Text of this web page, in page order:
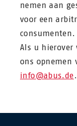
nemen aan
voor een
consumenten.
Als u
ons opnemen
info@abus.de.